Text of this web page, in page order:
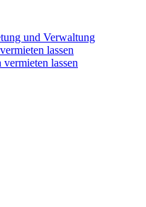
und Verwaltung
lassen
lassen